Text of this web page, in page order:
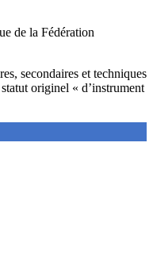
de la Fédération
secondaires et techniques
originel « d’instrument